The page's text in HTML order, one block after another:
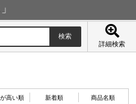
詳細検索
高い順 新着順 商品名順